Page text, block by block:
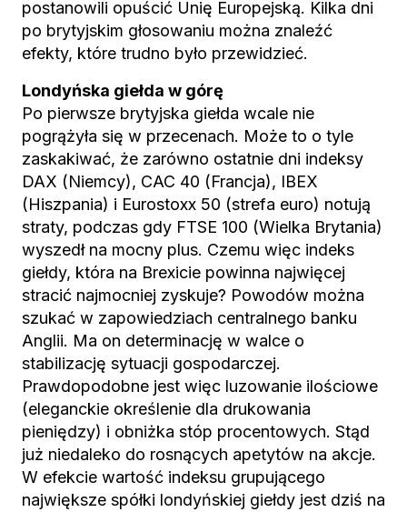
postanowili opuścić Unię Europejską. Kilka dni
po brytyjskim głosowaniu można znaleźć
efekty, które trudno było przewidzieć.
Londyńska giełda w górę
Po pierwsze brytyjska giełda wcale nie
pogrążyła się w przecenach. Może to o tyle
zaskakiwać, że zarówno ostatnie dni indeksy
DAX (Niemcy), CAC 40 (Francja), IBEX
(Hiszpania) i Eurostoxx 50 (strefa euro) notują
straty, podczas gdy FTSE 100 (Wielka Brytania)
wyszedł na mocny plus. Czemu więc indeks
giełdy, która na Brexicie powinna najwięcej
stracić najmocniej zyskuje? Powodów można
szukać w zapowiedziach centralnego banku
Anglii. Ma on determinację w walce o
stabilizację sytuacji gospodarczej.
Prawdopodobne jest więc luzowanie ilościowe
(eleganckie określenie dla drukowania
pieniędzy) i obniżka stóp procentowych. Stąd
już niedaleko do rosnących apetytów na akcje.
W efekcie wartość indeksu grupującego
największe spółki londyńskiej giełdy jest dziś na